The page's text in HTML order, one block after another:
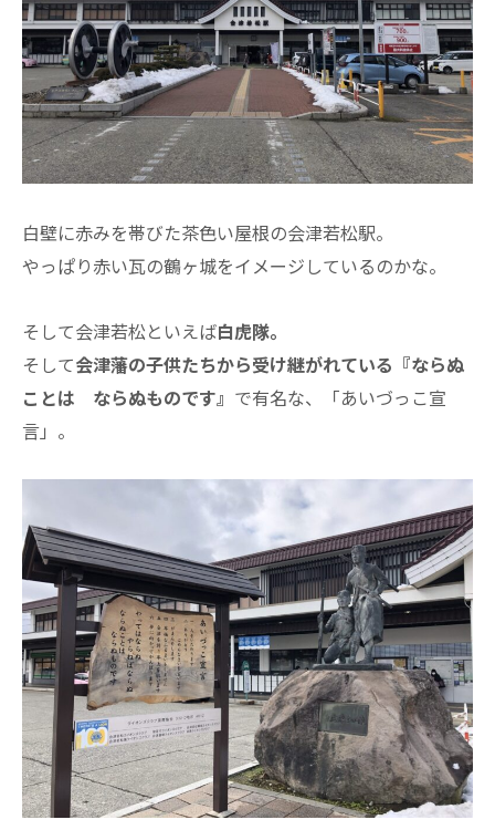
白壁に赤みを帯びた茶色い屋根の会津若松駅。
やっぱり赤い瓦の鶴ヶ城をイメージしているのかな。
そして会津若松といえば白虎隊。
そして会津藩の子供たちから受け継がれている『ならぬ
ことは ならぬものです』 で有名な、「あいづっこ宣
言」。